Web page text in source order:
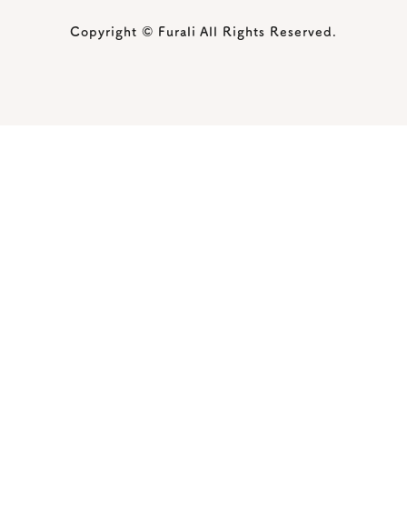
Copyright © Furali All Rights Reserved.